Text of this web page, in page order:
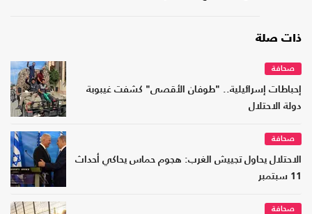
ذات صلة
صحافة
إحباطات إسرائيلية.. "طوفان الأقصى" كشفت غيبوبة
دولة الاحتلال
صحافة
الاحتلال يحاول تجييش الغرب: هجوم حماس يحاكي أحداث
11 سبتمبر
صحافة